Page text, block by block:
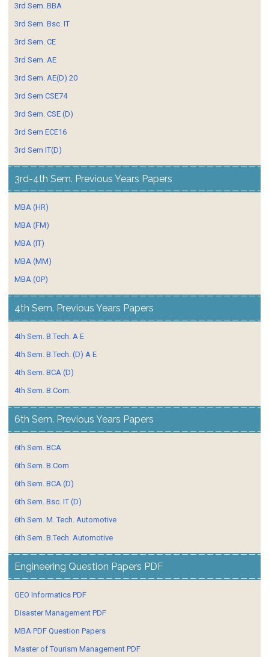
3rd Sem. BBA
3rd Sem. Bsc. IT
3rd Sem. CE
3rd Sem. AE
3rd Sem. AE(D) 20
3rd Sem CSE74
3rd Sem. CSE (D)
3rd Sem ECE16
3rd Sem IT(D)
3rd-4th Sem. Previous Years Papers
MBA (HR)
MBA (FM)
MBA (IT)
MBA (MM)
MBA (OP)
4th Sem. Previous Years Papers
4th Sem. B.Tech. A E
4th Sem. B.Tech. (D) A E
4th Sem. BCA (D)
4th Sem. B.Com.
6th Sem. Previous Years Papers
6th Sem. BCA
6th Sem. B.Com
6th Sem. BCA (D)
6th Sem. Bsc. IT (D)
6th Sem. M. Tech. Automotive
6th Sem. B.Tech. Automotive
Engineering Question Papers PDF
GEO Informatics PDF
Disaster Management PDF
MBA PDF Question Papers
Master of Tourism Management PDF